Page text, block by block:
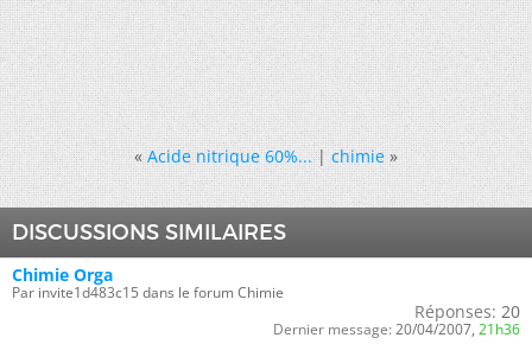
« Acide nitrique 60%...|chimie »
DISCUSSIONS SIMILAIRES
Chimie Orga
Par invite1d483c15 dans le forum Chimie
Réponses: 20
Dernier message: 20/04/2007, 21h36